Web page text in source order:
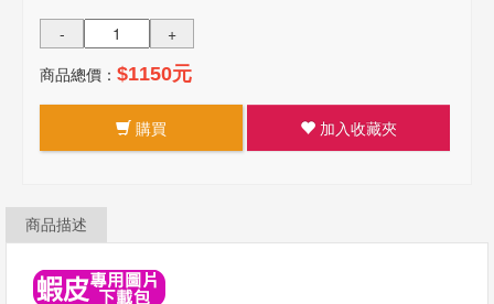
-
+
商品總價： $1150元
購買 加入收藏夾
商品描述